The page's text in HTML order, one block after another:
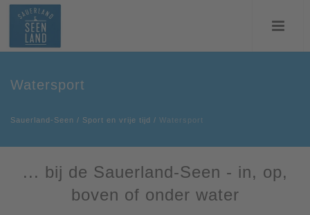
Watersport
Sauerland-Seen / Sport en vrije tijd / Watersport
... bij de Sauerland-Seen - in, op,
boven of onder water